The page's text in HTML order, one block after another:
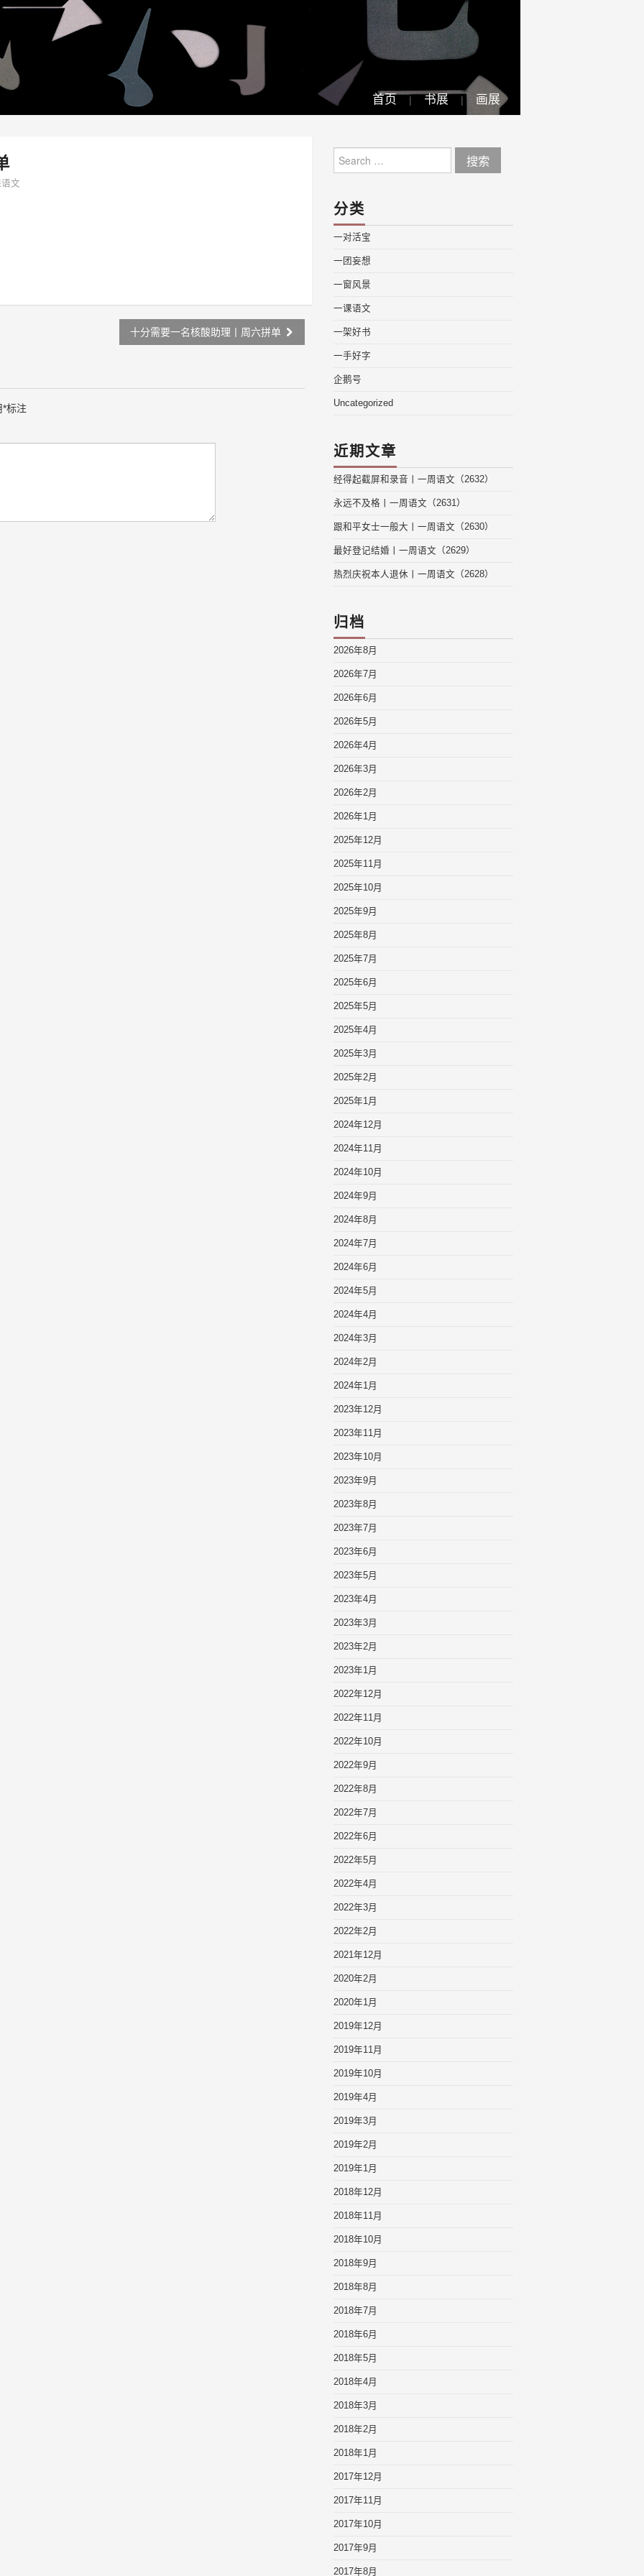
首页 书展 画展
文
十分需要一名核酸助理丨周六拼单
*标注
for:
分类
一对活宝
一团妄想
一窗风景
一课语文
一架好书
一手好字
企鹅号
Uncategorized
近期文章
经得起截屏和录音丨一周语文（2632）
永远不及格丨一周语文（2631）
跟和平女士一般大丨一周语文（2630）
最好登记结婚丨一周语文（2629）
热烈庆祝本人退休丨一周语文（2628）
归档
2026年8月
2026年7月
2026年6月
2026年5月
2026年4月
2026年3月
2026年2月
2026年1月
2025年12月
2025年11月
2025年10月
2025年9月
2025年8月
2025年7月
2025年6月
2025年5月
2025年4月
2025年3月
2025年2月
2025年1月
2024年12月
2024年11月
2024年10月
2024年9月
2024年8月
2024年7月
2024年6月
2024年5月
2024年4月
2024年3月
2024年2月
2024年1月
2023年12月
2023年11月
2023年10月
2023年9月
2023年8月
2023年7月
2023年6月
2023年5月
2023年4月
2023年3月
2023年2月
2023年1月
2022年12月
2022年11月
2022年10月
2022年9月
2022年8月
2022年7月
2022年6月
2022年5月
2022年4月
2022年3月
2022年2月
2021年12月
2020年2月
2020年1月
2019年12月
2019年11月
2019年10月
2019年4月
2019年3月
2019年2月
2019年1月
2018年12月
2018年11月
2018年10月
2018年9月
2018年8月
2018年7月
2018年6月
2018年5月
2018年4月
2018年3月
2018年2月
2018年1月
2017年12月
2017年11月
2017年10月
2017年9月
2017年8月